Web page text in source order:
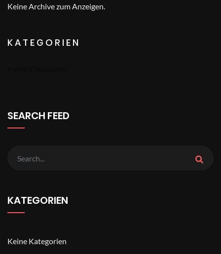
Keine Archive zum Anzeigen.
KATEGORIEN
SEARCH FEED
KATEGORIEN
Keine Kategorien